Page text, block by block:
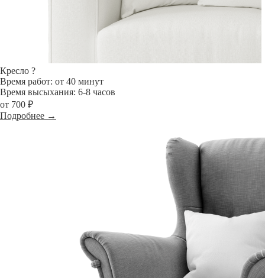
Кресло ?
Время работ: от 40 минут
Время высыхания: 6-8 часов
от 700 ₽
Подробнее →